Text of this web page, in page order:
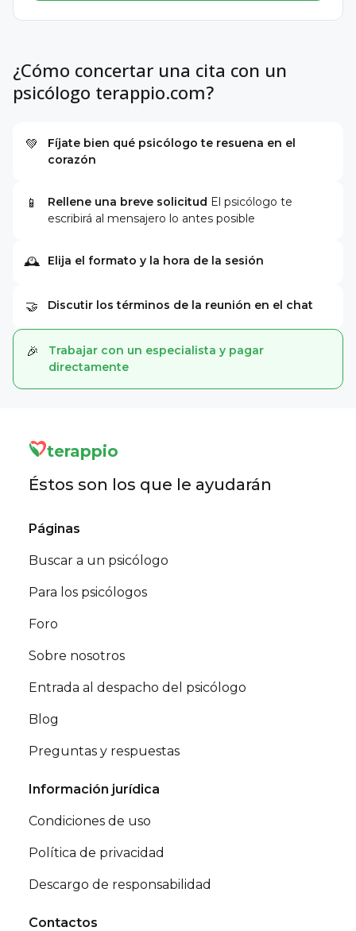
¿Cómo concertar una cita con un
psicólogo terappio.com?
💚
Fíjate bien qué psicólogo te resuena en el
corazón
📱 Rellene una breve solicitud El psicólogo te
escribirá al mensajero lo antes posible
🕰 Elija el formato y la hora de la sesión
🤝 Discutir los términos de la reunión en el chat
🎉
Trabajar con un especialista y pagar
directamente
terappio
Éstos son los que le ayudarán
Páginas
Buscar a un psicólogo
Para los psicólogos
Foro
Sobre nosotros
Entrada al despacho del psicólogo
Blog
Preguntas y respuestas
Información jurídica
Condiciones de uso
Política de privacidad
Descargo de responsabilidad
Contactos